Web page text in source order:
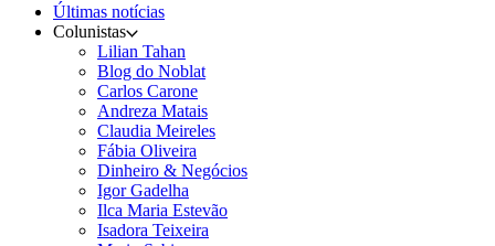
Últimas notícias
Colunistas
Lilian Tahan
Blog do Noblat
Carlos Carone
Andreza Matais
Claudia Meireles
Fábia Oliveira
Dinheiro & Negócios
Igor Gadelha
Ilca Maria Estevão
Isadora Teixeira